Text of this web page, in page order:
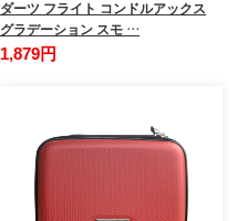
ダーツ フライト コンドルアックス
グラデーション スモ …
1,879円